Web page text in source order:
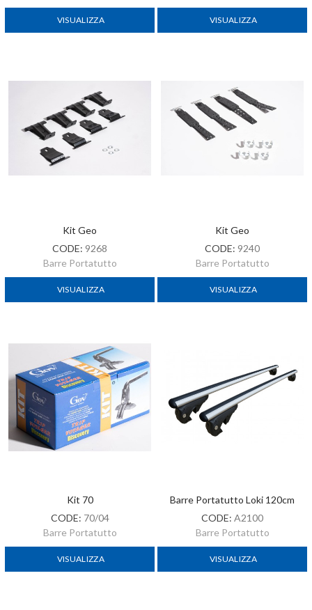
VISUALIZZA VISUALIZZA
Kit Geo
CODE: 9268
Barre Portatutto
VISUALIZZA
Kit Geo
CODE: 9240
Barre Portatutto
VISUALIZZA
Kit 70
CODE: 70/04
Barre Portatutto
VISUALIZZA
Barre Portatutto Loki 120cm
CODE: A2100
Barre Portatutto
VISUALIZZA